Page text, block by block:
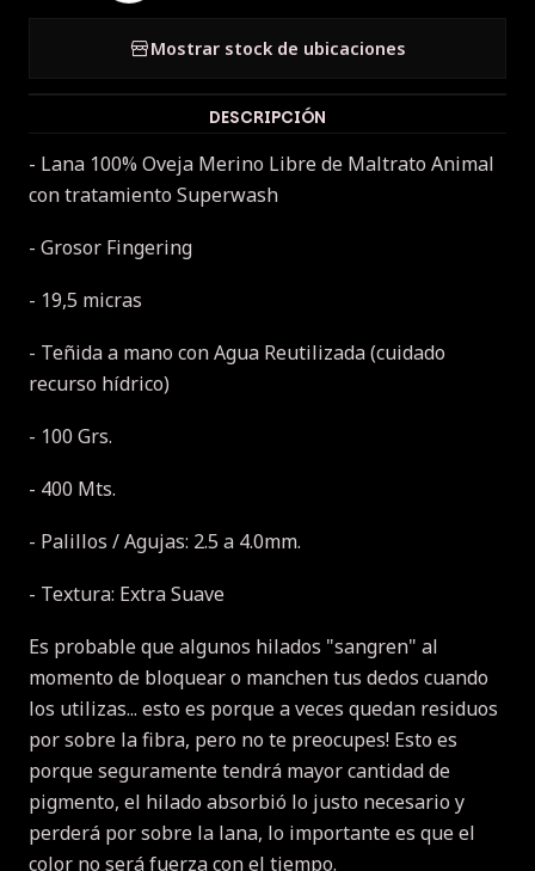
Mostrar stock de ubicaciones
DESCRIPCIÓN
- Lana 100% Oveja Merino Libre de Maltrato Animal
con tratamiento Superwash
- Grosor Fingering
- 19,5 micras
- Teñida a mano con Agua Reutilizada (cuidado
recurso hídrico)
- 100 Grs.
- 400 Mts.
- Palillos / Agujas: 2.5 a 4.0mm.
- Textura: Extra Suave
Es probable que algunos hilados "sangren" al
momento de bloquear o manchen tus dedos cuando
los utilizas... esto es porque a veces quedan residuos
por sobre la fibra, pero no te preocupes! Esto es
porque seguramente tendrá mayor cantidad de
pigmento, el hilado absorbió lo justo necesario y
perderá por sobre la lana, lo importante es que el
color no será fuerza con el tiempo.